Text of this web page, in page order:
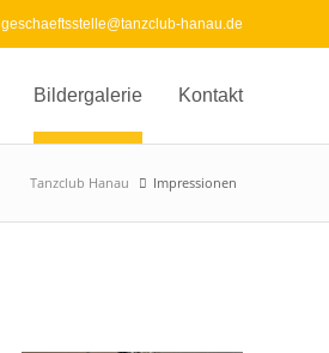
geschaeftsstelle@tanzclub-hanau.de
Bildergalerie Kontakt
Tanzclub Hanau Impressionen